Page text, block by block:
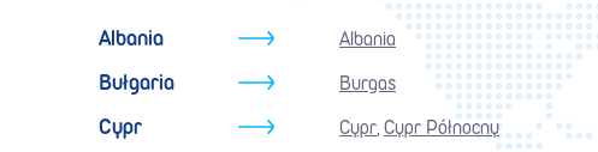
Albania Albania
Bułgaria Burgas
Cypr Cypr Cypr Północny